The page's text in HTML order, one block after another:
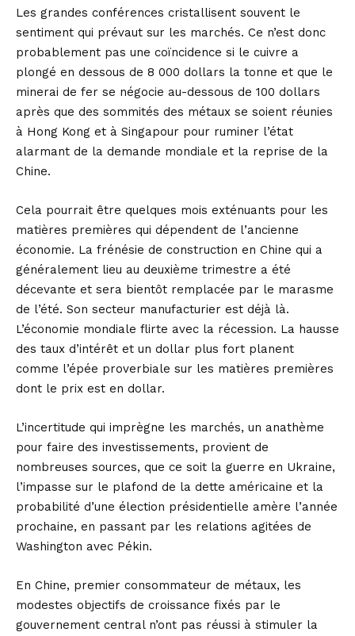
Les grandes conférences cristallisent souvent le
sentiment qui prévaut sur les marchés. Ce n’est donc
probablement pas une coïncidence si le cuivre a
plongé en dessous de 8 000 dollars la tonne et que le
minerai de fer se négocie au-dessous de 100 dollars
après que des sommités des métaux se soient réunies
à Hong Kong et à Singapour pour ruminer l’état
alarmant de la demande mondiale et la reprise de la
Chine.
Cela pourrait être quelques mois exténuants pour les
matières premières qui dépendent de l’ancienne
économie. La frénésie de construction en Chine qui a
généralement lieu au deuxième trimestre a été
décevante et sera bientôt remplacée par le marasme
de l’été. Son secteur manufacturier est déjà là.
L’économie mondiale flirte avec la récession. La hausse
des taux d’intérêt et un dollar plus fort planent
comme l’épée proverbiale sur les matières premières
dont le prix est en dollar.
L’incertitude qui imprègne les marchés, un anathème
pour faire des investissements, provient de
nombreuses sources, que ce soit la guerre en Ukraine,
l’impasse sur le plafond de la dette américaine et la
probabilité d’une élection présidentielle amère l’année
prochaine, en passant par les relations agitées de
Washington avec Pékin.
En Chine, premier consommateur de métaux, les
modestes objectifs de croissance fixés par le
gouvernement central n’ont pas réussi à stimuler la